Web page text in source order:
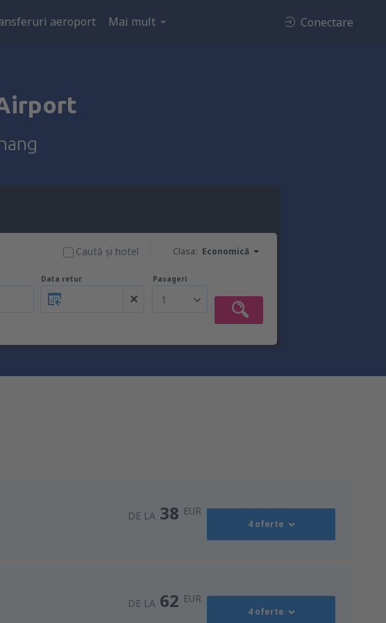
aeroport Mai mult Conectare
Clasa: Economică
Caută şi hotel
Data retur Pasageri
1
DE LA 38 EUR
4 oferte
DE LA 62 EUR
4 oferte